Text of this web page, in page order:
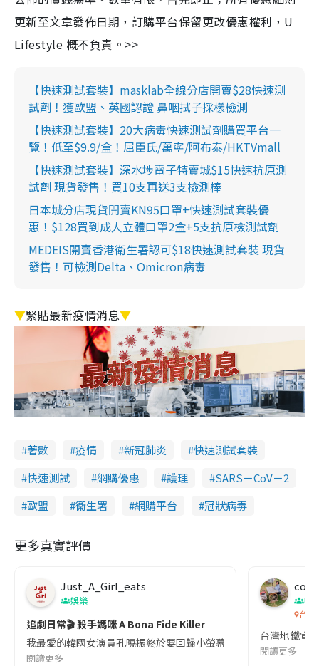
更新至文章發佈日期，訂購平台保留更改優惠權利，U
Lifestyle 概不負責。>>
【快速測試套裝】masklab全線分店開賣$28快速測
試劑！獲歐盟、英國認證 鼻咽拭子採樣檢測
【快速測試套裝】20大病毒快速測試劑購買平台一
覽！低至$9.9/盒！屈臣氏/萬寧/阿布泰/HKTVmall
【快速測試套裝】深水埗電子特賣城$15快速抗原測
試劑 現貨發售！買10支再送3支檢測棒
日本城分店現貨開賣KN95口罩+快速測試套裝優
惠！$128買到成人立體口罩2盒+5支抗原檢測試劑
MEDEIS開賣香港衛生署認可$18快速測試套裝 現貨
發售！可檢測Delta、Omicron病毒
▼緊貼最新疫情消息▼
著數 疫情 新冠肺炎
快速測試套裝
快速測試
網購優惠 護理
SARS－CoV－2
歐盟
衞生署 網購平台 冠狀病毒
更多真實評價
Just_A_Girl_eats
娛樂
追劇日常🎬 殺手媽咪 A Bona Fide Killer
我最愛的韓國女演員孔曉振終於要回歸小螢幕啦!這次的劇本改編
閱讀更多
co
吹
台灣
台灣地鐵宣
閱讀更多